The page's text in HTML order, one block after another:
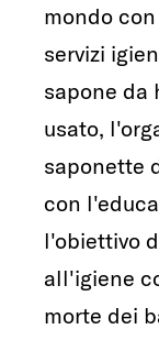
mondo
servizi
sapone da
usato,
saponette
con
l'obiettivo
all'igiene
morte dei